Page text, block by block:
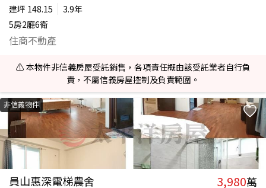
建坪 148.15
3.9年
5房2廳6衛
住商不動產
⚠️ 本物件非信義房屋受託銷售，各項責任概由該受託業者自行負
責，不屬信義房屋控制及負責範圍。
非信義物件
員山惠深電梯農舍 3,980萬